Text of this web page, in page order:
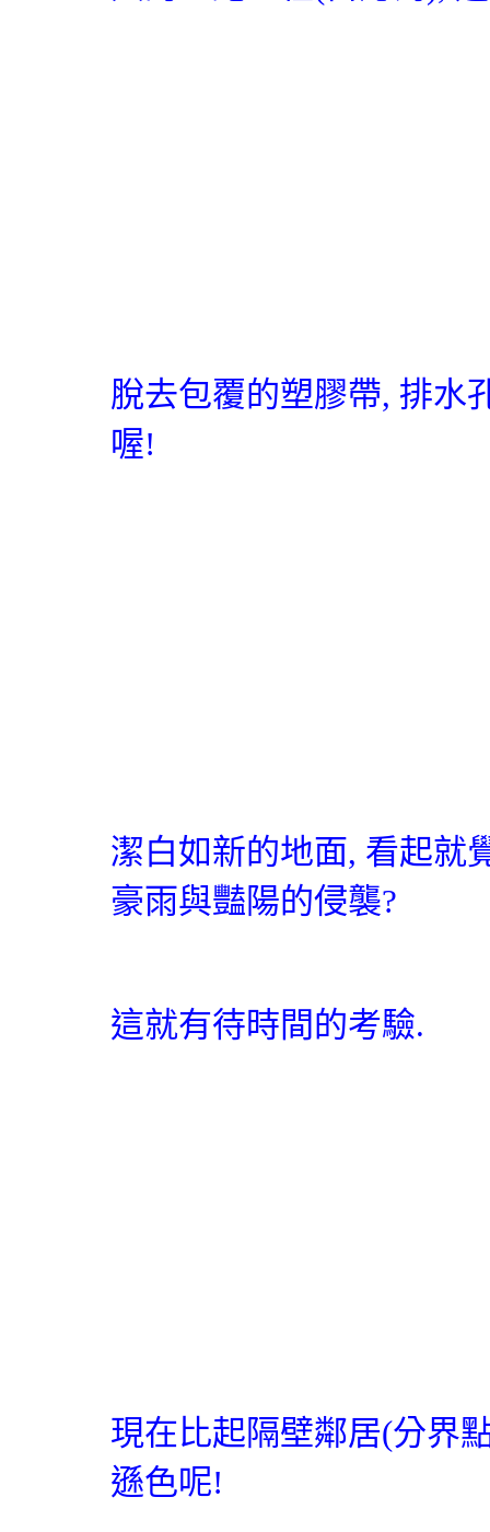
脫去包覆的塑膠帶, 排水
喔!
潔白如新的地面, 看起就
豪雨與豔陽的侵襲?
這就有待時間的考驗.
現在比起隔壁鄰居(分界
遜色呢!